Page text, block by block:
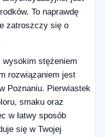
To naprawdę
zatroszczy się o
stężeniem
rozwiązaniem jest
Poznaniu. Pierwiastek
smaku oraz
w łatwy sposób
się w Twojej